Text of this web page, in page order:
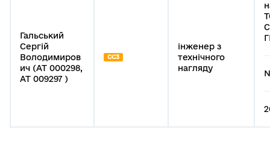
Гальський
Сергій
Володимиров
ич (АТ 000298,
АТ 009297 )
СС3
інженер з
технічного
нагляду